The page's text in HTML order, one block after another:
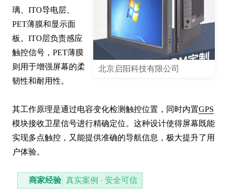
北京启阳科技有限公司
璃、ITO导电层、
PET薄膜和显示面
板。ITO层负责感应
触控信号，PET薄膜
则用于增强屏幕的柔
韧性和耐用性。
其工作原理是通过电容变化检测触控位置，同时内置GPS
模块接收卫星信号进行精确定位。这种设计使得屏幕既能
实现多点触控，又能提供准确的导航信息，极大提升了用
户体验。
商家经验 真实案例 · 安全可信